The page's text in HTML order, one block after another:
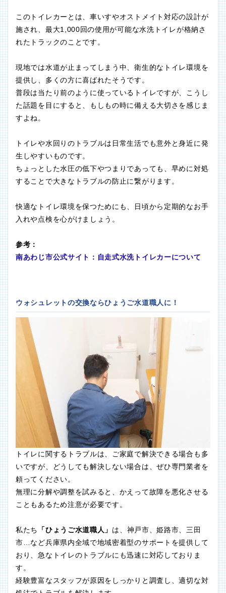
このトイレカーとは、車いすやオストメイト対応の設計が
施され、最大1,000回の使用が可能な水洗トイレが格納さ
れたトラックのことです。
現地では水道が止まってしまう中、衛生的なトイレ環境を
提供し、多くの方に喜ばれたそうです。
普段は当たり前のように使っているトイレですが、こうし
た話題を目にすると、もしもの時に備える大切さを感じま
すよね。
トイレや水回りのトラブルは日常生活でも意外と身近に発
生しやすいものです。
ちょっとした水圧の低下やつまりであっても、早めに対処
することで大きなトラブルの防止に繋がります。
快適なトイレ環境を保つためにも、日頃から定期的なお手
入れや点検を心がけましょう。
参考：
南あわじ市公式サイト：自走式水洗トイレカーについて
ウォシュレットの交換ならひょうご水道職人に！
トイレに関するトラブルは、ご家庭で解決できる場合も多
いですが、どうしても解決しない場合は、ぜひ専門業者を
頼ってください。
無理に分解や調整を試みると、かえって故障を悪化させる
こともあるため注意が必要です。
私たち 「ひょうご水道職人」 は、神戸市、姫路市、三田
市…など兵庫県内全域で地域密着型のサポートを提供して
おり、急なトイレのトラブルにも迅速に対応しておりま
す。
経験豊富なスタッフが原因をしっかりと調査し、適切な対